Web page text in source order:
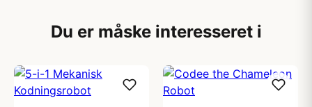
Du er måske interesseret i